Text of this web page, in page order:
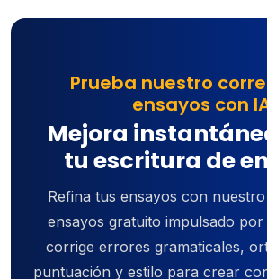
Prueba nuestro
ensayos con
Mejora
tu escritura de
Refina tus ensayos con
ensayos gratuito impulsado
corrige errores gramaticales,
puntuación y estilo para crear